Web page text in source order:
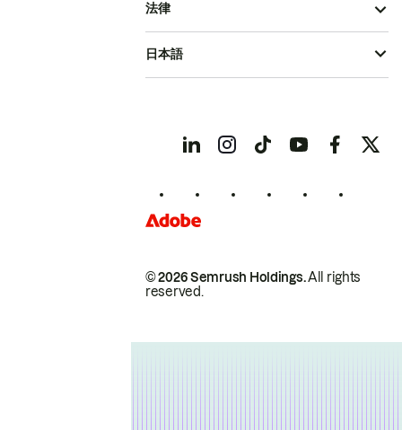
© 2026 Semrush Holdings.All rights
reserved.
法律
日本語